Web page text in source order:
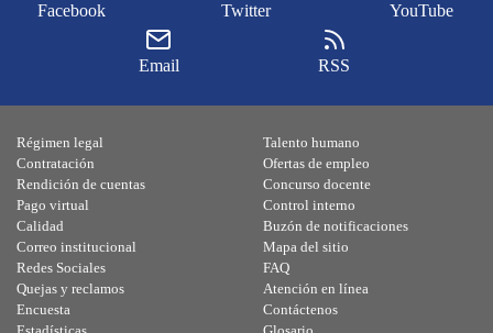
Facebook Twitter YouTube
Email RSS
Régimen legal
Contratación
Rendición de cuentas
Pago virtual
Calidad
Talento humano
Ofertas de empleo
Concurso docente
Control interno
Buzón de notificaciones
Correo institucional
Redes Sociales
Quejas y reclamos
Encuesta
Mapa del sitio
FAQ
Atención en línea
Contáctenos